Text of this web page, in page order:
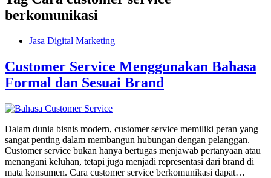
berkomunikasi
Jasa Digital Marketing
Customer Service Menggunakan Bahasa
Formal dan Sesuai Brand
Dalam dunia bisnis modern, customer service memiliki peran yang
sangat penting dalam membangun hubungan dengan pelanggan.
Customer service bukan hanya bertugas menjawab pertanyaan atau
menangani keluhan, tetapi juga menjadi representasi dari brand di
mata konsumen. Cara customer service berkomunikasi dapat…